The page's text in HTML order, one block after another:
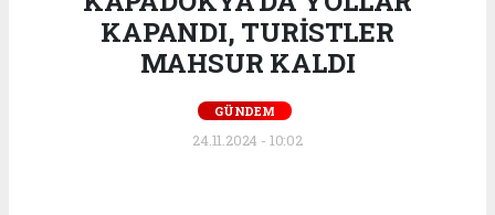
KAPANDI, TURİSTLER
MAHSUR KALDI
GÜNDEM
24.11.2024 - 10:02